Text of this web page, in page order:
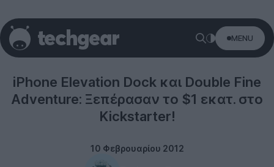
MENU
iPhone Elevation Dock και Double Fine
Adventure: Ξεπέρασαν το $1 εκατ. στο
Kickstarter!
10 Φεβρουαρίου 2012